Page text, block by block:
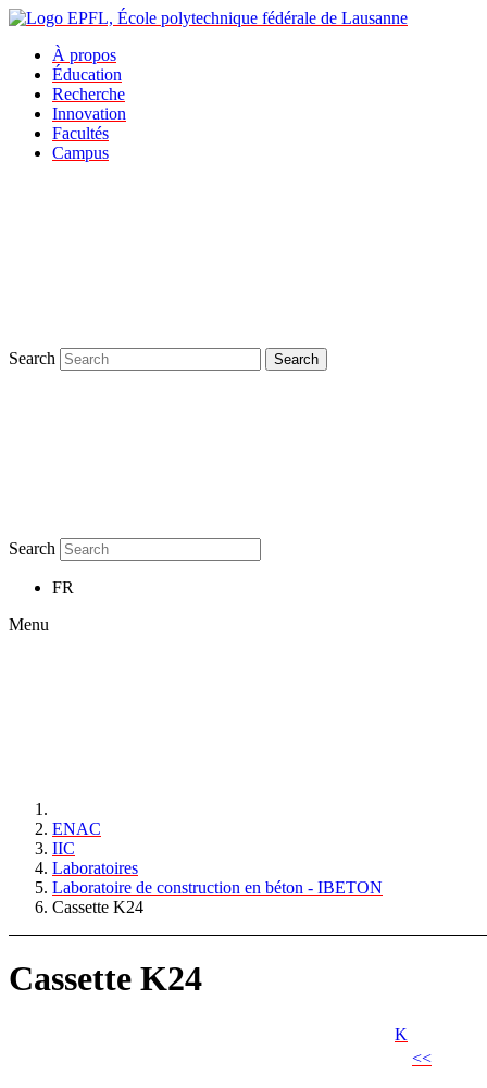
À propos
Éducation
Recherche
Innovation
Facultés
Campus
Search Search
Search
FR
Menu
ENAC
IIC
Laboratoires
Laboratoire de construction en béton - IBETON
Cassette K24
Cassette K24
K
<<